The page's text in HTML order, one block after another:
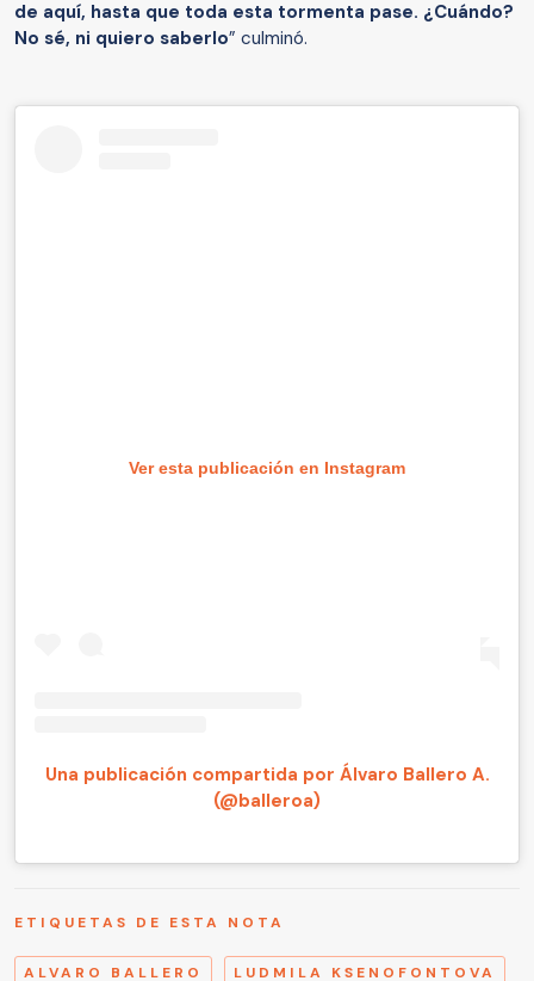
de aquí, hasta que toda esta tormenta pase. ¿Cuándo?
No sé, ni quiero saberlo” culminó.
Ver esta publicación en Instagram
Una publicación compartida por Álvaro Ballero A.
(@balleroa)
ETIQUETAS DE ESTA NOTA
ALVARO BALLERO LUDMILA KSENOFONTOVA